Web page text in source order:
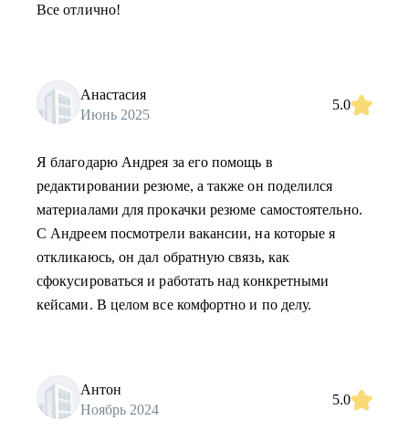
Все отлично!
Анастасия
Июнь 2025
5.0
Я благодарю Андрея за его помощь в
редактировании резюме, а также он поделился
материалами для прокачки резюме самостоятельно.
С Андреем посмотрели вакансии, на которые я
откликаюсь, он дал обратную связь, как
сфокусироваться и работать над конкретными
кейсами. В целом все комфортно и по делу.
Антон
Ноябрь 2024
5.0